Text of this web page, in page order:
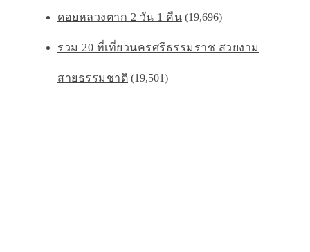
ดอยหลวงตาก 2 วัน 1 คืน (19,696)
รวม 20 ที่เที่ยวนครศรีธรรมราช สวยงาม
สายธรรมชาติ (19,501)